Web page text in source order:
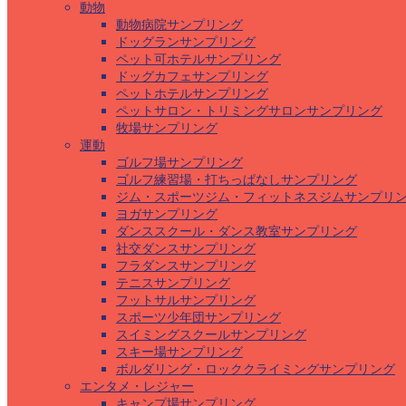
動物
動物病院サンプリング
ドッグランサンプリング
ペット可ホテルサンプリング
ドッグカフェサンプリング
ペットホテルサンプリング
ペットサロン・トリミングサロンサンプリング
牧場サンプリング
運動
ゴルフ場サンプリング
ゴルフ練習場・打ちっぱなしサンプリング
ジム・スポーツジム・フィットネスジムサンプリ
ヨガサンプリング
ダンススクール・ダンス教室サンプリング
社交ダンスサンプリング
フラダンスサンプリング
テニスサンプリング
フットサルサンプリング
スポーツ少年団サンプリング
スイミングスクールサンプリング
スキー場サンプリング
ボルダリング・ロッククライミングサンプリング
エンタメ・レジャー